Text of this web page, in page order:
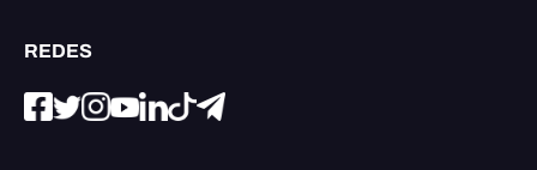
REDES